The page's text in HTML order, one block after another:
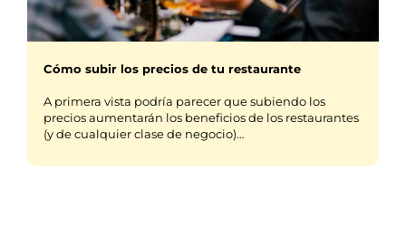
Cómo subir los precios de tu restaurante
A primera vista podría parecer que subiendo los
precios aumentarán los beneficios de los restaurantes
(y de cualquier clase de negocio)…